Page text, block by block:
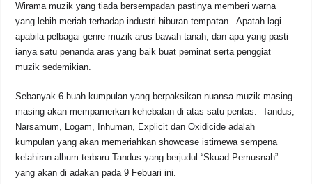
c
e
b
o
k
at
s
A
p
e
a
d
p
y
Li
k
ar
e
Wirama muzik yang tiada bersempadan pastinya memberi warna
yang lebih meriah terhadap industri hiburan tempatan. Apatah lagi
apabila pelbagai genre muzik arus bawah tanah, dan apa yang pasti
ianya satu penanda aras yang baik buat peminat serta penggiat
muzik sedemikian.
Sebanyak 6 buah kumpulan yang berpaksikan nuansa muzik masing-
masing akan mempamerkan kehebatan di atas satu pentas. Tandus,
Narsamum, Logam, Inhuman, Explicit dan Oxidicide adalah
kumpulan yang akan memeriahkan showcase istimewa sempena
kelahiran album terbaru Tandus yang berjudul “Skuad Pemusnah”
yang akan di adakan pada 9 Febuari ini.